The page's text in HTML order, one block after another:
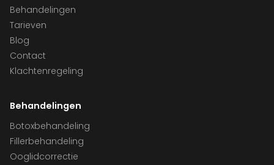
Behandelingen
Tarieven
Blog
Contact
Klachtenregeling
Behandelingen
Botoxbehandeling
Fillerbehandeling
Ooglidcorrectie